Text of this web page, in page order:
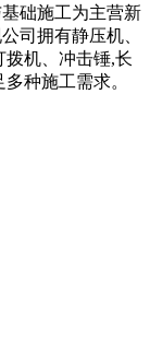
础施工为主营新
司拥有静压机、
拨机、冲击锤,长
种施工需求。